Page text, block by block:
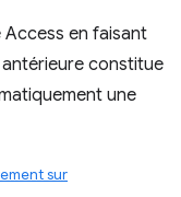
Access en faisant
constitue
une
sur